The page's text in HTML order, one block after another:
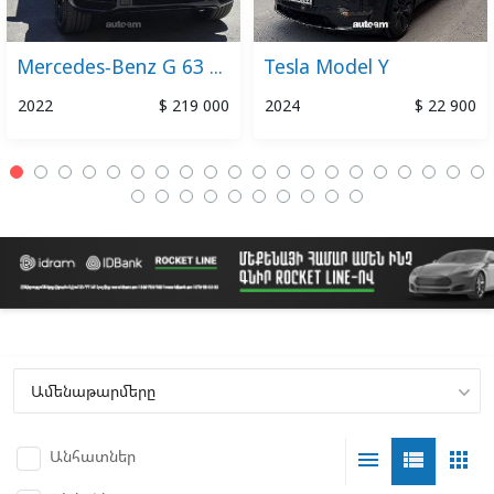
Mercedes-Benz G 63 AMG
2022 $ 219 000
Tesla Model Y
2024 $ 22 900
Անհատներ apps
view_list
menu